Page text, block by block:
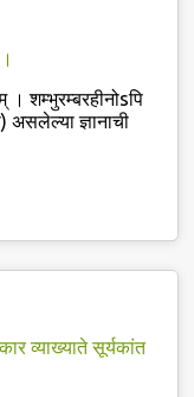
। शम्भुरम्बरहीनोsपि
असलेल्या ज्ञानाची
व्याख्याते सूर्यकांत